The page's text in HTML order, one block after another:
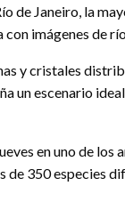
de Janeiro, la
imágenes de
y cristales
un escenario
en uno de los
de 350 especies